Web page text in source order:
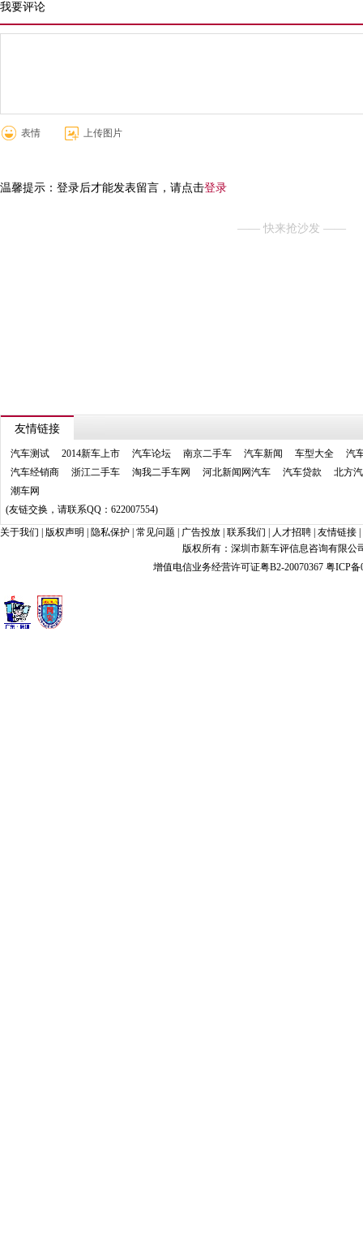
我要评论
表情 上传图片
温馨提示：登录后才能发表留言，请点击登录
—— 快来抢沙发 ——
友情链接
汽车测试 2014新车上市 汽车论坛 南京二手车 汽车新闻 车型大全
汽
汽车经销商
浙江二手车 淘我二手车网 河北新闻网汽车 汽车贷款
北方
潮车网
(友链交换，请联系QQ：622007554)
关于我们
版权声明 隐私保护 常见问题 广告投放 联系我们 人才招聘 友情链接
版权所有：深圳市新车评信息咨询有限公
增值电信业务经营许可证粤B2-20070367 粤ICP备